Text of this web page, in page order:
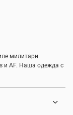
милитари.
и AF. Наша одежда с